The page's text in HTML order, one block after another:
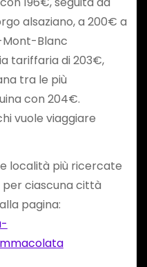
alsaziano, a 200€ a
Mont-Blanc
tariffaria di 203€,
tra le più
con 204€.
vuole viaggiare
località più ricercate
per ciascuna città
pagina: